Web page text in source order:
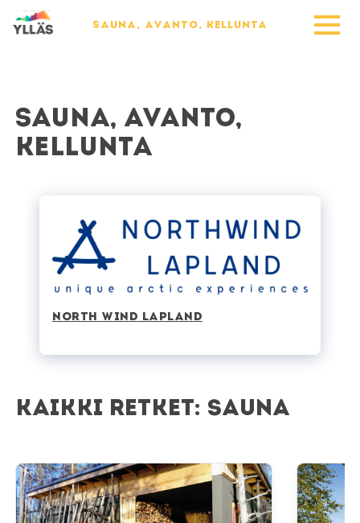
SAUNA, AVANTO, KELLUNTA
Sauna, avanto,
kellunta
North Wind Lapland
Kaikki retket: Sauna
Savusaunapaketti